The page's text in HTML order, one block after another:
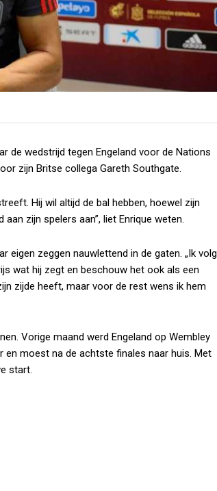
de wedstrijd tegen Engeland voor de Nations
zijn Britse collega Gareth Southgate.
Hij wil altijd de bal hebben, hoewel zijn
zijn spelers aan”, liet Enrique weten.
eigen zeggen nauwlettend in de gaten. „Ik volg
wat hij zegt en beschouw het ook als een
zijde heeft, maar voor de rest wens ik hem
Vorige maand werd Engeland op Wembley
en moest na de achtste finales naar huis. Met
start.